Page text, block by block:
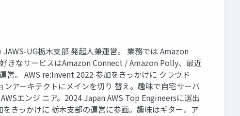
UG栃木支部 発起人兼運営。 業務では Amazon
きなサービスはAmazon Connect / Amazon Polly、最近
。 AWS re:Invent 2022 参加をきっかけに クラウド
ンアーキテクトにメインを切り 替え。趣味で自宅サーバ
エンジ ニア。2024 Japan AWS Top Engineersに選出
きっかけに 栃木支部の運営に参画。趣味はギター。ア